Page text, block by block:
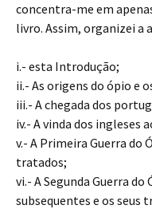
concentra-me em
livro. Assim, organizei a
i.- esta Introdução;
ii.- As origens do ópio e
iii.- A chegada dos
iv.- A vinda dos ingleses
v.- A Primeira Guerra do
tratados;
vi.- A Segunda Guerra
subsequentes e os seus